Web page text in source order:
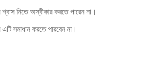
নিতে অস্বীকার করতে পারেন না।
সমাধান করতে পারবেন না।